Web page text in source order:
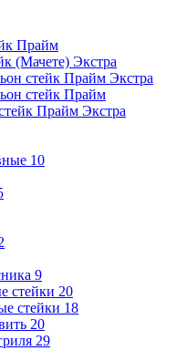
Прайм
(Мачете) Экстра
стейк Прайм Экстра
стейк Прайм
Прайм Экстра
10
9
стейки 20
стейки 18
20
29